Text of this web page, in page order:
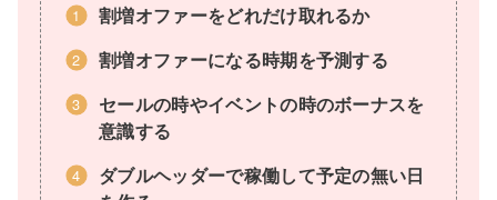
割増オファーをどれだけ取れるか
割増オファーになる時期を予測する
セールの時やイベントの時のボーナスを
意識する
ダブルヘッダーで稼働して予定の無い日